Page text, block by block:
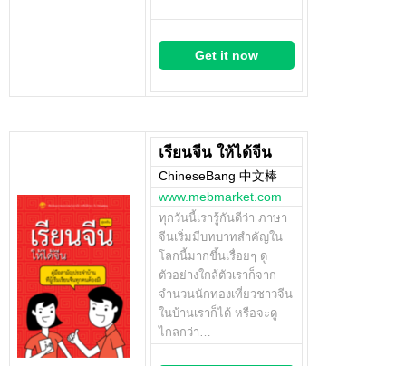
Get it now
เรียนจีน ให้ได้จีน
ChineseBang 中文棒
www.mebmarket.com
ทุกวันนี้เรารู้กันดีว่า ภาษา
จีนเริ่มมีบทบาทสำคัญใน
โลกนี้มากขึ้นเรื่อยๆ ดู
ตัวอย่างใกล้ตัวเราก็จาก
จำนวนนักท่องเที่ยวชาวจีน
ในบ้านเราก็ได้ หรือจะดู
ไกลกว่า…